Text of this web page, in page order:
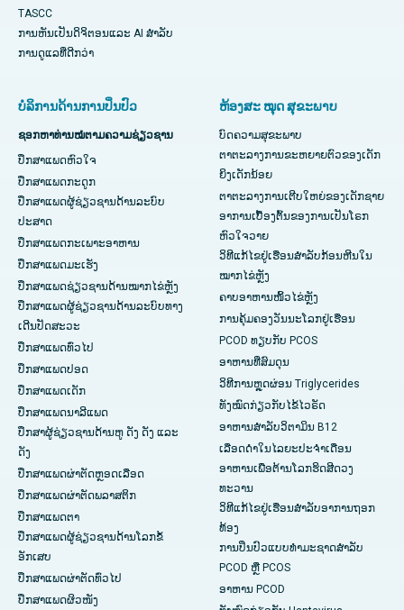
TASCC
ການຫັນເປັນດິຈິຕອນແລະ AI ສໍາລັບ
ການດູແລທີ່ດີກວ່າ
ບໍລິການດ້ານການປິ່ນປົວ
ຊອກຫາທ່ານໝໍຕາມຄວາມຊ່ຽວຊານ
ປຶກສາແພດຫົວໃຈ
ປຶກສາແພດກະດູກ
ປຶກສາແພດຜູ້ຊ່ຽວຊານດ້ານລະບົບ
ປະສາດ
ປຶກສາແພດກະເພາະອາຫານ
ປຶກສາແພດມະເຮັງ
ປຶກສາແພດຊ່ຽວຊານດ້ານໝາກໄຂ່ຫຼັງ
ປຶກສາແພດຜູ້ຊ່ຽວຊານດ້ານລະບົບທາງ
ເດີນປັດສະວະ
ປຶກສາແພດທົ່ວໄປ
ປຶກສາແພດປອດ
ປຶກສາແພດເດັກ
ປຶກສາແພດນາລີແພດ
ປຶກສາຜູ້ຊ່ຽວຊານດ້ານຫູ ດັງ ດັງ ແລະ
ດັງ
ປຶກສາແພດຜ່າຕັດຫຼອດເລືອດ
ປຶກສາແພດຜ່າຕັດພລາສຕິກ
ປຶກສາແພດຕາ
ປຶກສາແພດຜູ້ຊ່ຽວຊານດ້ານໂລກຂໍ້
ອັກເສບ
ປຶກສາແພດຜ່າຕັດທົ່ວໄປ
ປຶກສາແພດຜິວໜັງ
ຫ້ອງສະ ໝຸດ ສຸຂະພາບ
ບົດຄວາມສຸຂະພາບ
ຕາຕະລາງການຂະຫຍາຍຕົວຂອງເດັກ
ຍິງເດັກນ້ອຍ
ຕາຕະລາງການເຕີບໃຫຍ່ຂອງເດັກຊາຍ
ອາການເບື້ອງຕົ້ນຂອງການເປັນໂຣກ
ຫົວໃຈວາຍ
ວິທີແກ້ໄຂຢູ່ເຮືອນສຳລັບກ້ອນຫີນໃນ
ໝາກໄຂ່ຫຼັງ
ຄາບອາຫານໜິ້ວໄຂ່ຫຼັງ
ການຄຸ້ມຄອງວັນນະໂລກຢູ່ເຮືອນ
PCOD ທຽບກັບ PCOS
ອາຫານທີ່ສົມດຸນ
ວິທີການຫຼຸດຜ່ອນ Triglycerides
ທັງໝົດກ່ຽວກັບໄຂ້ໄວຣັດ
ອາຫານສຳລັບວິຕາມິນ B12
ເລືອດດໍາໃນໄລຍະປະຈໍາເດືອນ
ອາຫານເພື່ອຕ້ານໂລກຮິດສີດວງ
ທະວານ
ວິທີແກ້ໄຂຢູ່ເຮືອນສຳລັບອາການຖອກ
ທ້ອງ
ການປິ່ນປົວແບບທໍາມະຊາດສໍາລັບ
PCOD ຫຼື PCOS
ອາຫານ PCOD